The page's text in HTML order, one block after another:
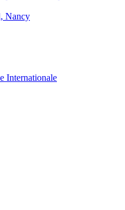
Nancy
Internationale